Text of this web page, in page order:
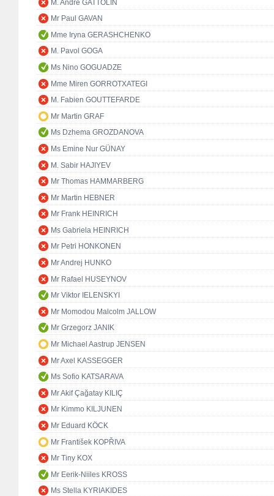
M. André GATTOLIN
Mr Paul GAVAN
Mme Iryna GERASHCHENKO
M. Pavol GOGA
Ms Nino GOGUADZE
Mme Miren GORROTXATEGI
M. Fabien GOUTTEFARDE
Mr Martin GRAF
Ms Dzhema GROZDANOVA
Ms Emine Nur GÜNAY
M. Sabir HAJIYEV
Mr Thomas HAMMARBERG
Mr Martin HEBNER
Mr Frank HEINRICH
Ms Gabriela HEINRICH
Mr Petri HONKONEN
Mr Andrej HUNKO
Mr Rafael HUSEYNOV
Mr Viktor IELENSKYI
Mr Momodou Malcolm JALLOW
Mr Grzegorz JANIK
Mr Michael Aastrup JENSEN
Mr Axel KASSEGGER
Ms Sofio KATSARAVA
Mr Akif Çağatay KILIÇ
Mr Kimmo KILJUNEN
Mr Eduard KÖCK
Mr František KOPŘIVA
Mr Tiny KOX
Mr Eerik-Niiles KROSS
Ms Stella KYRIAKIDES